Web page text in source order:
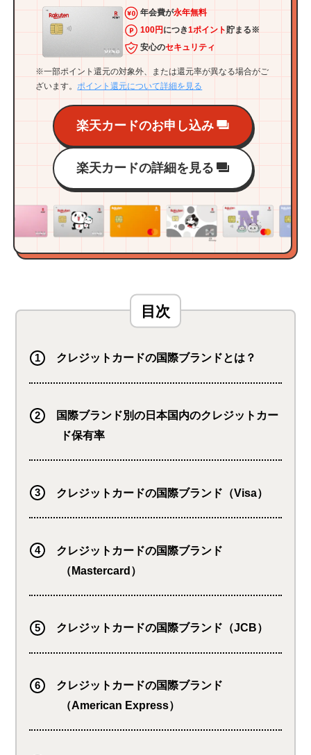
年会費が永年無料
100円 につき1ポイント貯まる※
安心のセキュリティ
※一部ポイント還元の対象外、または還元率が異なる場合がご
ざいます。 ポイント還元について詳細を見る
楽天カードのお申し込み
楽天カードの詳細を見る
クレジットカードの国際ブランドとは？
国際ブランド別の日本国内のクレジットカー
ド保有率
クレジットカードの国際ブランド（Visa）
クレジットカードの国際ブランド
（Mastercard）
クレジットカードの国際ブランド（JCB）
クレジットカードの国際ブランド
（American Express）